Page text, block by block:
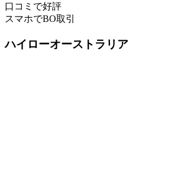
口コミで好評
スマホでBO取引
ハイローオーストラリア